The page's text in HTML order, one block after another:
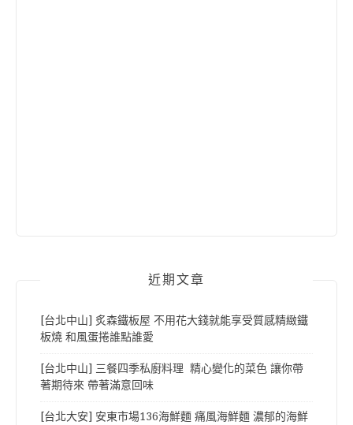
近期文章
[台北中山] 炙森鐵板屋 不用花大錢就能享受質感精緻鐵
板燒 和風蛋捲誰點誰愛
[台北中山] 三餐四季私廚料理 精心變化的菜色 讓你帶
著期待來 帶著滿意回味
[台北大安] 安東市場136海鮮麵 痛風海鮮麵 濃郁的海鮮